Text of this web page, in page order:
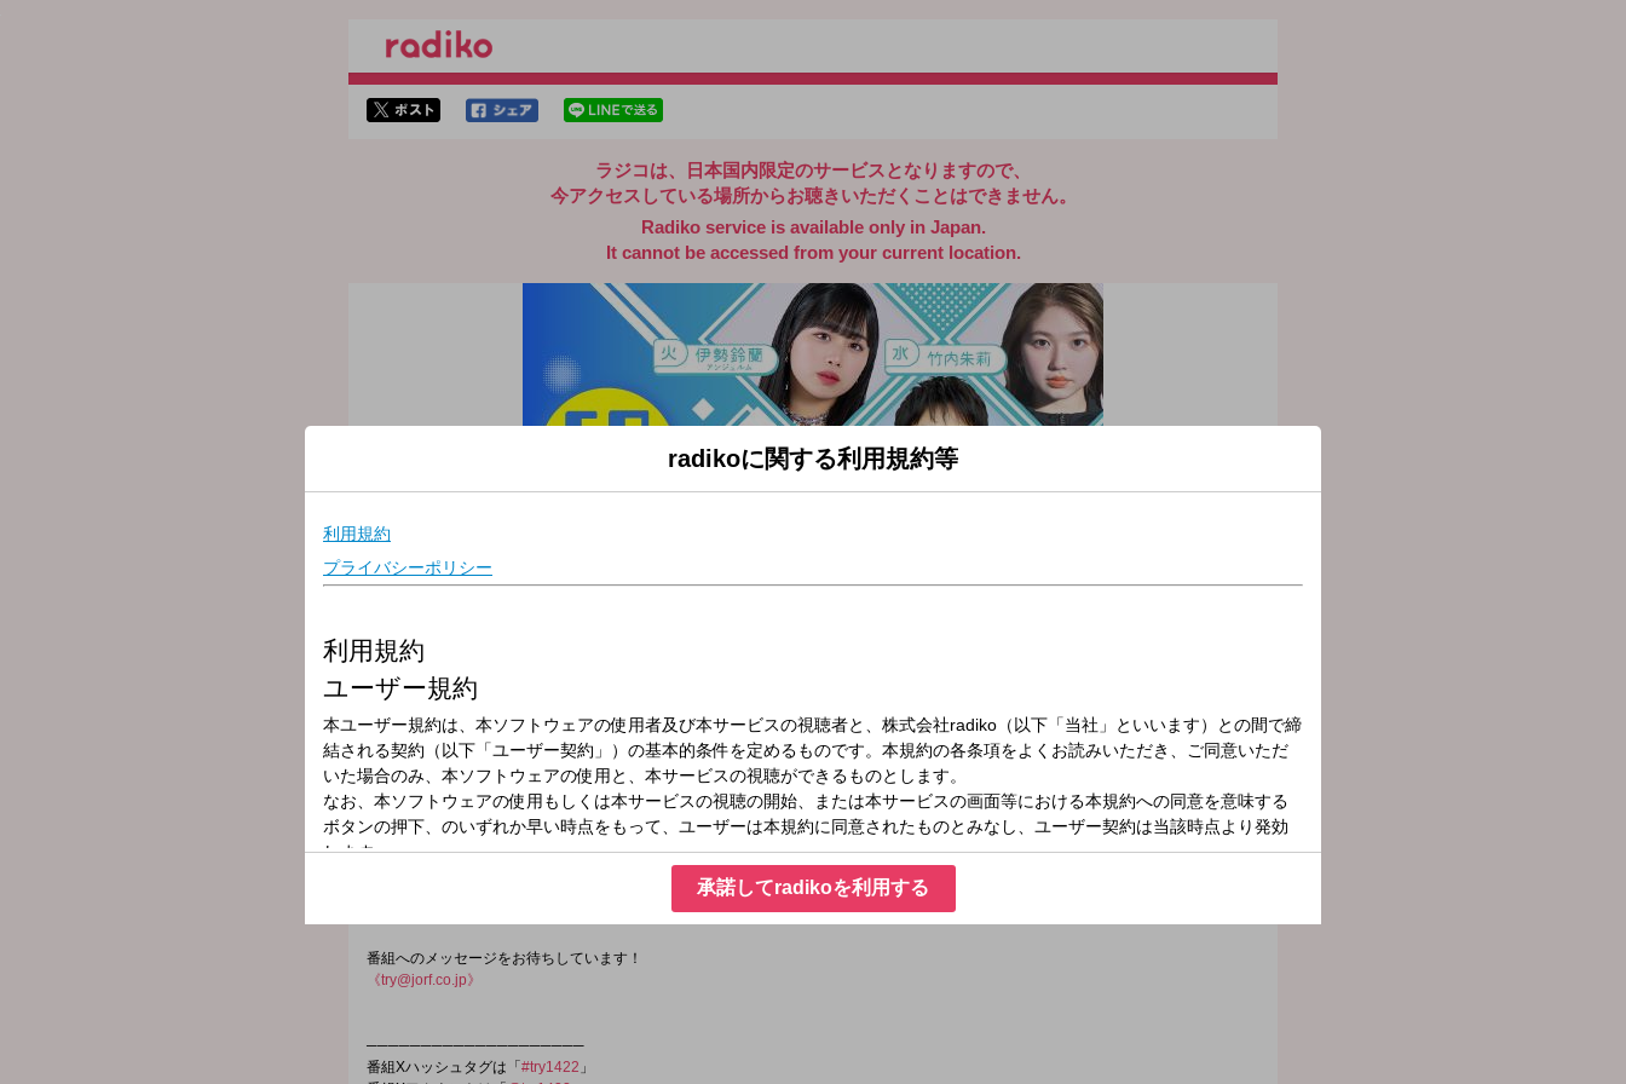
ラジコは、日本国内限定のサービスとなりますので、
今アクセスしている場所からお聴きいただくことはできません。
Radiko service is available only in Japan.
It cannot be accessed from your current location.
放送局
放送時間
2026年6月9日（火）18:00～18:50
番組名
60TRY部
“心に真っ直ぐ向きあう”をテーマに、出演者達が日常で“感じていること”をトーク、時には共感し合い、また時には反発しながらリスナー
と一緒に“真っ直ぐな気持ち”でお送りしているマルチなエンタメ情報番組です。
番組へのメッセージをお待ちしています！
《try@jorf.co.jp》
────────────────────
番組Xハッシュタグは「 #try1422 」
radikoに関する利用規約等
承諾してradikoを利用する